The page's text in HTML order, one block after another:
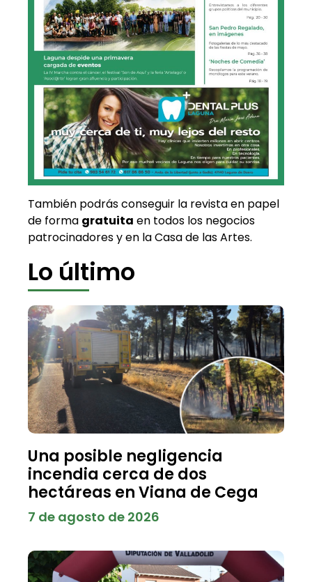
También podrás conseguir la revista en papel
de forma gratuita en todos los negocios
patrocinadores y en la Casa de las Artes.
Lo último
Una posible negligencia
incendia cerca de dos
hectáreas en Viana de Cega
7 de agosto de 2026